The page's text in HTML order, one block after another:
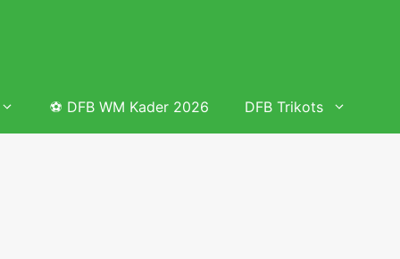
⚽ DFB WM Kader 2026 DFB Trikots